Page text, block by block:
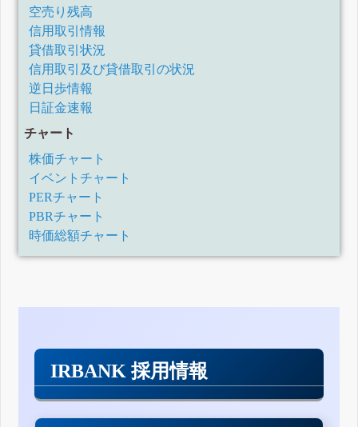
空売り残高
信用取引情報
貸借取引状況
信用取引及び貸借取引の状況
逆日歩情報
日証金速報
チャート
株価チャート
イベントチャート
PERチャート
PBRチャート
時価総額チャート
IRBANK 採用情報